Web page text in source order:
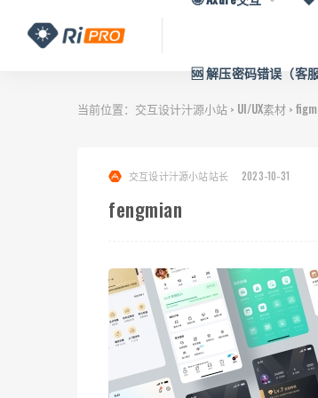
🆘 解压密码错误（客服
当前位置： 交互设计汁源小站 > UI/UX素材 >
交互设计汁源小站站长 2023-10-31
fengmian